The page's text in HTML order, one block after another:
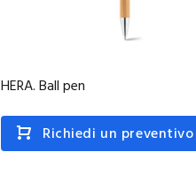
HERA. Ball pen
Richiedi un preventivo